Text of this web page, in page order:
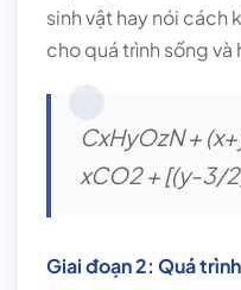
sinh vật hay nói cách
cho quá trình sống và
CxHyOzN +
xCO2 + [(y-3/
Giai đoạn 2: Quá